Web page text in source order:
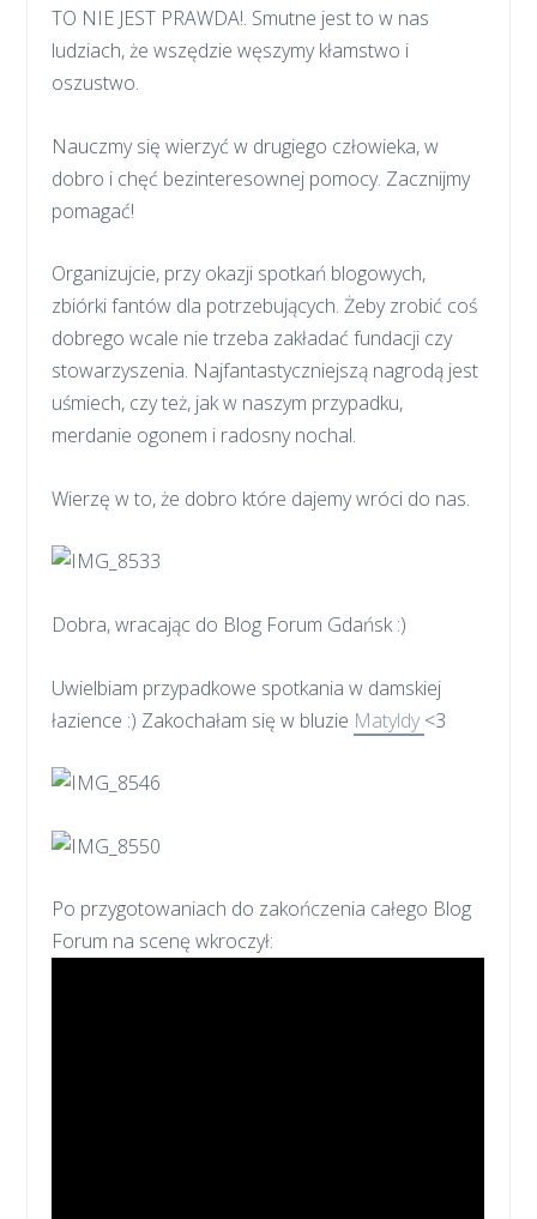
TO NIE JEST PRAWDA!. Smutne jest to w nas
ludziach, że wszędzie węszymy kłamstwo i
oszustwo.
Nauczmy się wierzyć w drugiego człowieka, w
dobro i chęć bezinteresownej pomocy. Zacznijmy
pomagać!
Organizujcie, przy okazji spotkań blogowych,
zbiórki fantów dla potrzebujących. Żeby zrobić coś
dobrego wcale nie trzeba zakładać fundacji czy
stowarzyszenia. Najfantastyczniejszą nagrodą jest
uśmiech, czy też, jak w naszym przypadku,
merdanie ogonem i radosny nochal.
Wierzę w to, że dobro które dajemy wróci do nas.
Dobra, wracając do Blog Forum Gdańsk :)
Uwielbiam przypadkowe spotkania w damskiej
łazience :) Zakochałam się w bluzie Matyldy <3
Po przygotowaniach do zakończenia całego Blog
Forum na scenę wkroczył: